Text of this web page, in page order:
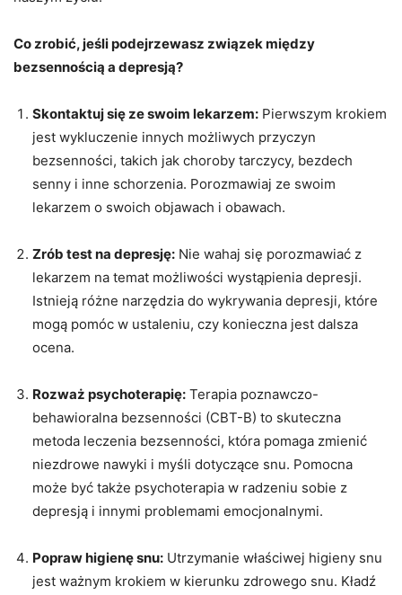
Co zrobić, jeśli podejrzewasz związek między
bezsennością a depresją?
Skontaktuj się ze swoim lekarzem: Pierwszym krokiem
jest wykluczenie innych możliwych przyczyn
bezsenności, takich jak choroby tarczycy, bezdech
senny i inne schorzenia. Porozmawiaj ze swoim
lekarzem o swoich objawach i obawach.
Zrób test na depresję: Nie wahaj się porozmawiać z
lekarzem na temat możliwości wystąpienia depresji.
Istnieją różne narzędzia do wykrywania depresji, które
mogą pomóc w ustaleniu, czy konieczna jest dalsza
ocena.
Rozważ psychoterapię: Terapia poznawczo-
behawioralna bezsenności (CBT-B) to skuteczna
metoda leczenia bezsenności, która pomaga zmienić
niezdrowe nawyki i myśli dotyczące snu. Pomocna
może być także psychoterapia w radzeniu sobie z
depresją i innymi problemami emocjonalnymi.
Popraw higienę snu: Utrzymanie właściwej higieny snu
jest ważnym krokiem w kierunku zdrowego snu. Kładź